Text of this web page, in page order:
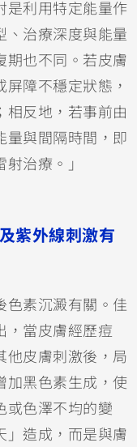
是利用特定能量作
、治療深度與能量
期也不同。若皮膚
障不穩定狀態，
相反地，若事前由
量與間隔時間，即
治療。」
紫外線刺激有
色素沉澱有關。佳
，當皮膚經歷痘
他皮膚刺激後，局
加黑色素生成，使
或色澤不均的變
」造成，而是與膚